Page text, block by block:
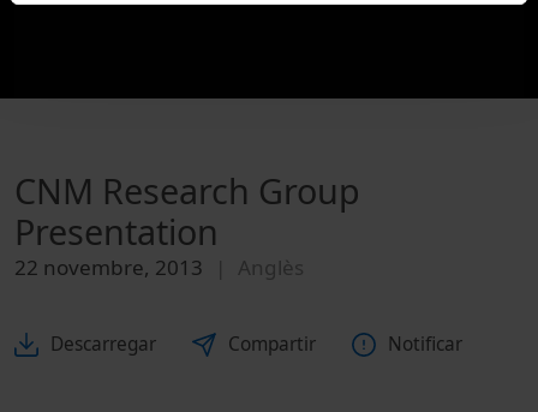
CNM Research Group
Presentation
22 novembre, 2013 Anglès
Descarregar Compartir Notificar